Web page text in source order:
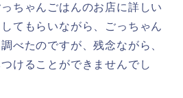
ちゃんごはんのお店に詳しい
てもらいながら、ごっちゃん
べたのですが、残念ながら、
けることができませんでし